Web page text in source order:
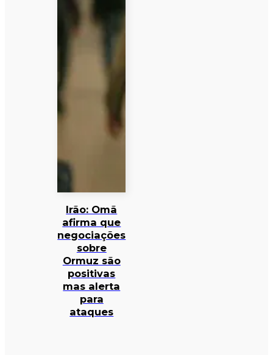
Irão: Omã
afirma que
negociações
sobre
Ormuz são
positivas
mas alerta
para
ataques